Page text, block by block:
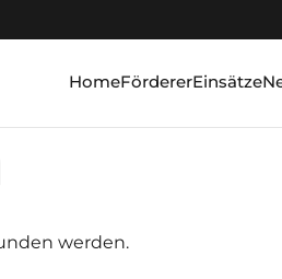
HomeFördererEinsätze
werden.